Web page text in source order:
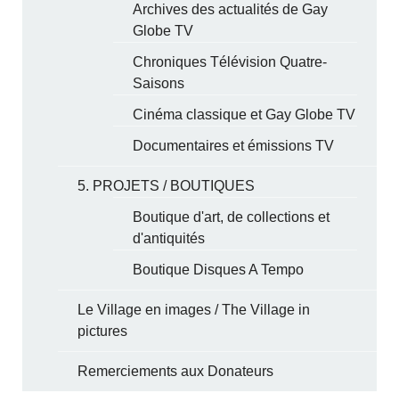
Archives des actualités de Gay
Globe TV
Chroniques Télévision Quatre-
Saisons
Cinéma classique et Gay Globe TV
Documentaires et émissions TV
5. PROJETS / BOUTIQUES
Boutique d'art, de collections et
d'antiquités
Boutique Disques A Tempo
Le Village en images / The Village in
pictures
Remerciements aux Donateurs